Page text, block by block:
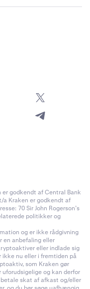
godkendt af Central Bank
a Kraken er godkendt af
70 Sir John Rogerson’s
politikker og
og er ikke rådgivning
en anbefaling eller
eller indlade sig
ikke nu eller i fremtiden på
som Kraken gør
og kan derfor
skat af afkast og/eller